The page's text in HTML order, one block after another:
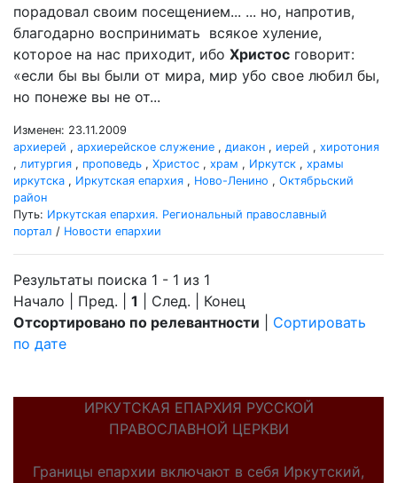
порадовал своим посещением... ... но, напротив,
благодарно воспринимать всякое хуление,
которое на нас приходит, ибо Христос говорит:
«если бы вы были от мира, мир убо свое любил бы,
но понеже вы не от...
Изменен: 23.11.2009
архиерей , архиерейское служение , диакон , иерей , хиротония
, литургия , проповедь , Христос , храм , Иркутск , храмы
иркутска , Иркутская епархия , Ново-Ленино , Октябрьский
район
Путь: Иркутская епархия. Региональный православный
портал / Новости епархии
Результаты поиска 1 - 1 из 1
Начало | Пред. | 1 | След. | Конец
Отсортировано по релевантности
Сортировать
по дате
ИРКУТСКАЯ ЕПАРХИЯ РУССКОЙ
ПРАВОСЛАВНОЙ ЦЕРКВИ
Границы епархии включают в себя Иркутский,